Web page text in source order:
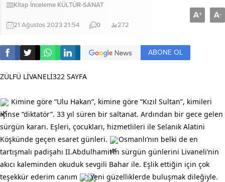
Kitap İnceleme KÜLTÜR-SANAT
21 Ağustos 2023 21:54 0 272
A+ A-
ABONE OL
ZÜLFÜ LİVANELİ322 SAYFA
Kimine göre “Ulu Hakan”, kimine göre “Kızıl Sultan”, kimileri
içinse “diktatör”. 33 yıl süren bir saltanat. Ardından bir gece gelen
sürgün kararı. Eşleri, çocukları, hizmetlileri ile Selanik Alatini
Köşkünde geçen esaret günleri.
Osmanlı’nın belki de en
tartışmalı padişahı II.Abdulhamit’in sürgün günlerini Livaneli’nin
akıcı kaleminden okuduk sevgili Bahar ile. Eşlik ettiğin için çok
teşekkür ederim canım
Yeni güzelliklerde buluşmak dileğiyle.